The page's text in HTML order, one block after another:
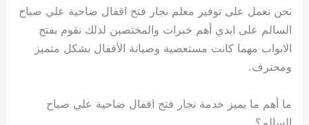
نحن نعمل على توفير معلم نجار فتح اقفال ضاحية علي صباح
السالم على ايدي أهم خبرات والمختصين لذلك نقوم بفتح
الابواب مهما كانت مستعصية وصيانة الأقفال بشكل متميز
ومحترف.
ما أهم ما يميز خدمة نجار فتح اقفال ضاحية علي صباح
السالم؟